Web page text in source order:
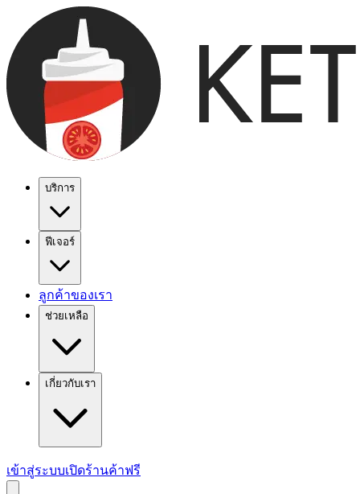
บริการ
ฟีเจอร์
ลูกค้าของเรา
ช่วยเหลือ
เกี่ยวกับเรา
เข้าสู่ระบบเปิดร้านค้าฟรี